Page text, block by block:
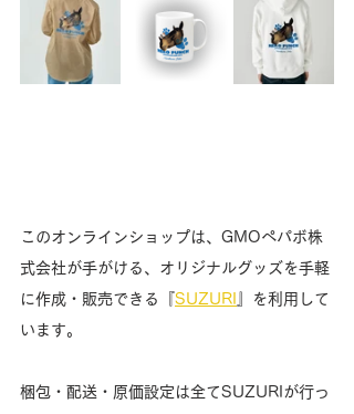
このオンラインショップは、GMOペパボ株
式会社が手がける、オリジナルグッズを手軽
に作成・販売できる『 SUZURI
』を利用して
います。
梱包・配送・原価設定は全てSUZURIが行っ